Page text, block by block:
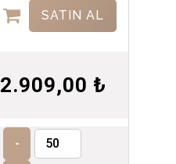
SATIN AL
2.909,00 ₺
-